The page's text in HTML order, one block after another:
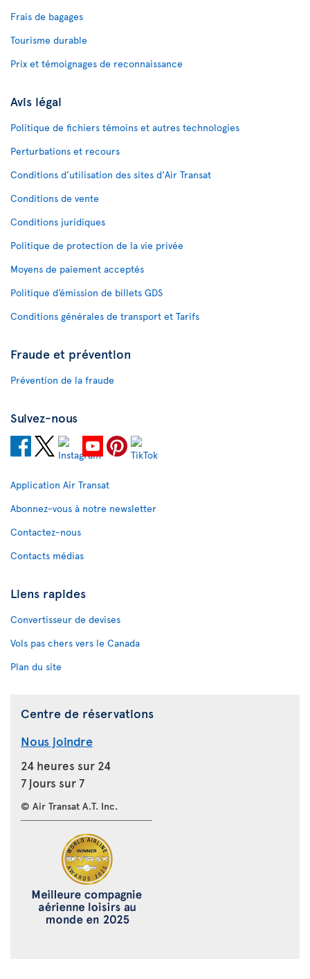
Frais de bagages
Tourisme durable
Prix et témoignages de reconnaissance
Avis légal
Politique de fichiers témoins et autres technologies
Perturbations et recours
Conditions d’utilisation des sites d'Air Transat
Conditions de vente
Conditions juridiques
Politique de protection de la vie privée
Moyens de paiement acceptés
Politique d’émission de billets GDS
Conditions générales de transport et Tarifs
Fraude et prévention
Prévention de la fraude
Suivez-nous
Application Air Transat
Abonnez-vous à notre newsletter
Contactez-nous
Contacts médias
Liens rapides
Convertisseur de devises
Vols pas chers vers le Canada
Plan du site
Centre de réservations
Nous joindre
24 heures sur 24
7 jours sur 7
© Air Transat A.T. Inc.